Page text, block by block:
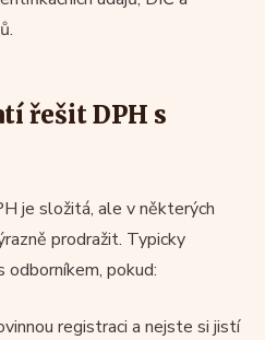
řešit DPH s
je složitá, ale v některých
prodražit. Typicky
pokud:
registraci a nejste si jistí